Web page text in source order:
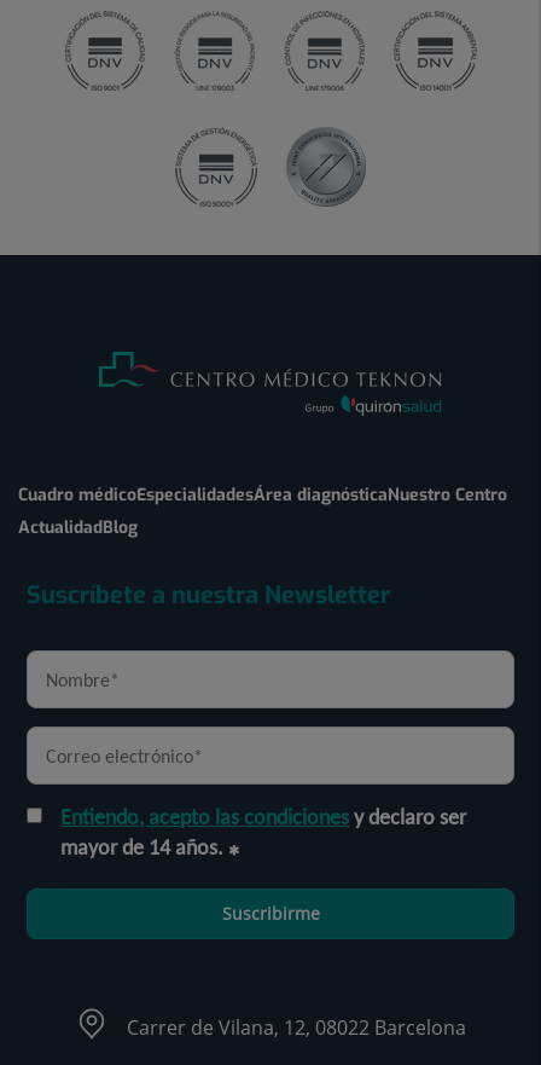
Cuadro médicoEspecialidadesÁrea diagnósticaNuestro Centro
ActualidadBlog
Suscríbete a nuestra Newsletter
Entiendo, acepto las condicionesy declaro ser
mayor de 14 años.
Suscribirme
Carrer de Vilana, 12, 08022 Barcelona